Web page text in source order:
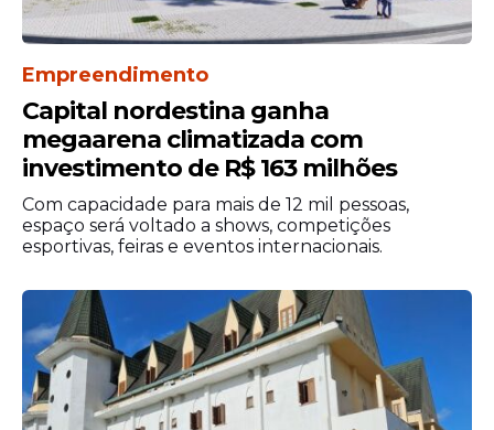
Programação se
estende até o domingo
As atividades continuam no domingo (14)
com a realização do tradicional Cortejo da
Macuca, que terá saída das Pitombeiras.
Empreendimento
Capital nordestina ganha
megaarena climatizada com
investimento de R$ 163 milhões
Com capacidade para mais de 12 mil pessoas,
espaço será voltado a shows, competições
esportivas, feiras e eventos internacionais.